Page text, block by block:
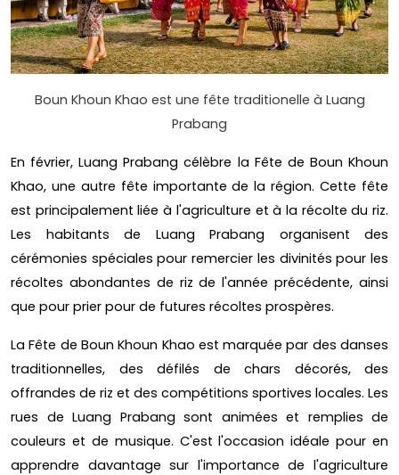
Boun Khoun Khao est une fête traditionelle à Luang
Prabang
En février, Luang Prabang célèbre la Fête de Boun Khoun
Khao, une autre fête importante de la région. Cette fête
est principalement liée à l'agriculture et à la récolte du riz.
Les habitants de Luang Prabang organisent des
cérémonies spéciales pour remercier les divinités pour les
récoltes abondantes de riz de l'année précédente, ainsi
que pour prier pour de futures récoltes prospères.
La Fête de Boun Khoun Khao est marquée par des danses
traditionnelles, des défilés de chars décorés, des
offrandes de riz et des compétitions sportives locales. Les
rues de Luang Prabang sont animées et remplies de
couleurs et de musique. C'est l'occasion idéale pour en
apprendre davantage sur l'importance de l'agriculture